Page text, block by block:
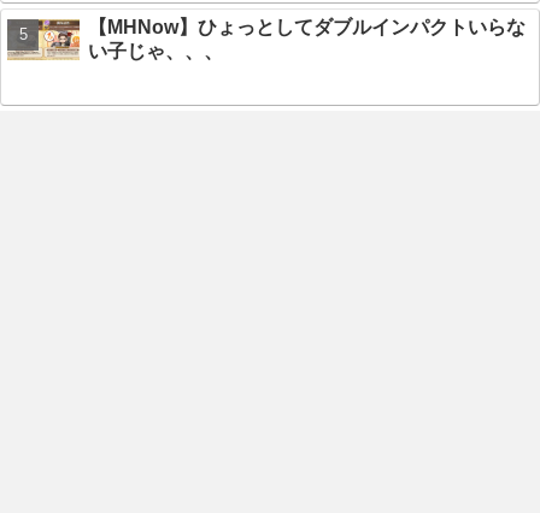
【MHNow】ひょっとしてダブルインパクトいらな
い子じゃ、、、